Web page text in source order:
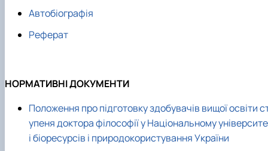
Автобіографія
Реферат
НОРМАТИВНІ ДОКУМЕНТИ
Положення про підготовку здобувачів вищої освіти
упеня доктора філософії у Національному
і біоресурсів і природокористування України